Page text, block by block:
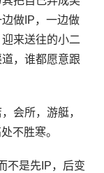
做IP，一边做
来送往的小二
，谁都愿意跟
会所，游艇，
不胜寒。
不是先IP，后变